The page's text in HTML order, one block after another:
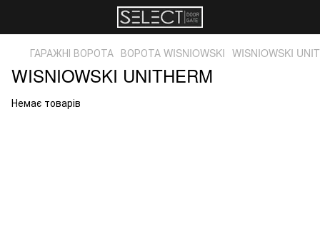
ГАРАЖНІ ВОРОТА ВОРОТА WISNIOWSKI WISNIOWSKI
WISNIOWSKI UNITHERM
Немає товарів